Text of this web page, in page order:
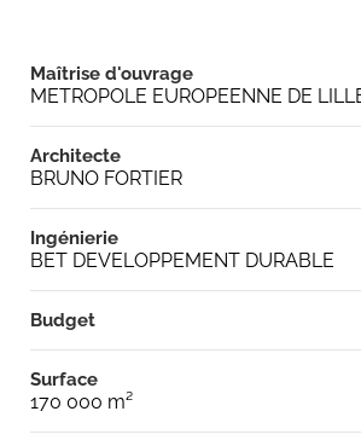
Maîtrise d'ouvrage
METROPOLE EUROPEENNE DE
Architecte
BRUNO FORTIER
Ingénierie
BET DEVELOPPEMENT DURABLE
Budget
Surface
170 000 m²